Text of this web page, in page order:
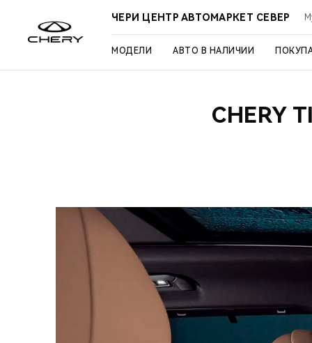
ЧЕРИ ЦЕНТР АВТОМАРКЕТ СЕВЕР
МОДЕЛИ АВТО В НАЛИЧИИ
CHERY